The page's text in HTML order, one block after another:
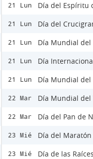
21 Lun Día del Espíritu
21 Lun Día del
21 Lun Día Mundial del
21 Lun Día
21 Lun Día Mundial del
22 Mar Día Mundial del
22 Mar Día del Pan de
23 Mié Día del
23 Mié Día de las Raíces